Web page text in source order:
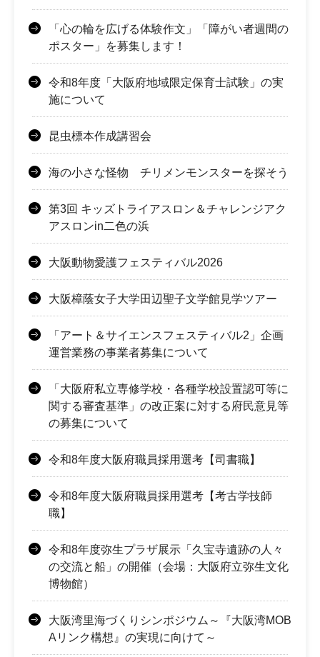
「心の輪を広げる体験作文」「障がい者週間の
ポスター」を募集します！
令和8年度「大阪府地域限定保育士試験」の実
施について
昆虫標本作成講習会
海の小さな怪物 チリメンモンスターを探そう
第3回 キッズトライアスロン＆チャレンジアク
アスロンin二色の浜
大阪動物愛護フェスティバル2026
大阪樟蔭女子大学田辺聖子文学館見学ツアー
「アート＆サイエンスフェスティバル2」企画
運営業務の事業者募集について
「大阪府私立専修学校・各種学校設置認可等に
関する審査基準」の改正案に対する府民意見等
の募集について
令和8年度大阪府職員採用選考【司書職】
令和8年度大阪府職員採用選考【考古学技師
職】
令和8年度弥生プラザ展示「久宝寺遺跡の人々
の交流と船」の開催（会場：大阪府立弥生文化
博物館）
大阪湾里海づくりシンポジウム～『大阪湾MOB
Aリンク構想』の実現に向けて～